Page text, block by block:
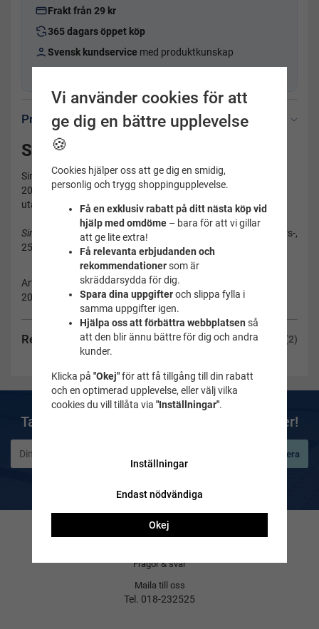
Frakt från 29 kr
365 dagars öppet köp
Svensk kundservice med produktkunskap
Produktbeskrivning
Recensioner (2)
Simborgarmärket 2015
Simning:
200 meter simning med valfritt simsätt, i bröst eller ryggläge,
utan tidtagning.
Simborgarmärketfinns som årsmärke samt som 5 års-, 10 års-,
25 års-, 40 års- och 50 årsmärke.
Artikelnummer:
2015-111
Ta del av våra bästa erbjudanden & nyheter!
Prenumerera
Kontakta oss
Frågor & svar
Maila till oss
Tel. 018-232525
Vi använder cookies för att
ge dig en bättre upplevelse
🍪
Cookies hjälper oss att ge dig en smidig,
personlig och trygg shoppingupplevelse.
Få en exklusiv rabatt på ditt nästa köp vid
hjälp med omdöme– bara för att vi gillar
att ge lite extra!
Få relevanta erbjudanden och
rekommendationersom är
skräddarsydda för dig.
Spara dina uppgifteroch slippa fylla i
samma uppgifter igen.
Hjälpa oss att förbättra webbplatsen så
att den blir ännu bättre för dig och andra
kunder.
Klicka på "Okej"för att få tillgång till din rabatt
och en optimerad upplevelse, eller välj vilka
cookies du vill tillåta via "Inställningar".
Inställningar
Endast nödvändiga
Okej